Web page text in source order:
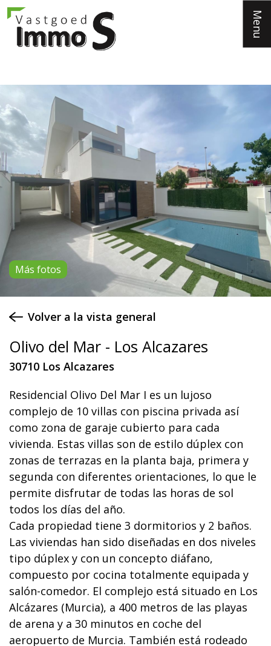
Menu
Más fotos
Volver a la vista general
Olivo del Mar - Los Alcazares
30710 Los Alcazares
Residencial Olivo Del Mar I es un lujoso
complejo de 10 villas con piscina privada así
como zona de garaje cubierto para cada
vivienda. Estas villas son de estilo dúplex con
zonas de terrazas en la planta baja, primera y
segunda con diferentes orientaciones, lo que le
permite disfrutar de todas las horas de sol
todos los días del año.
Cada propiedad tiene 3 dormitorios y 2 baños.
Las viviendas han sido diseñadas en dos niveles
tipo dúplex y con un concepto diáfano,
compuesto por cocina totalmente equipada y
salón-comedor. El complejo está situado en Los
Alcázares (Murcia), a 400 metros de las playas
de arena y a 30 minutos en coche del
aeropuerto de Murcia. También está rodeado